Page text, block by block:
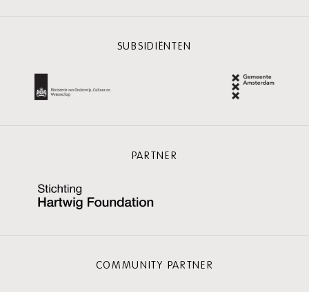
SUBSIDIËNTEN
PARTNER
COMMUNITY PARTNER